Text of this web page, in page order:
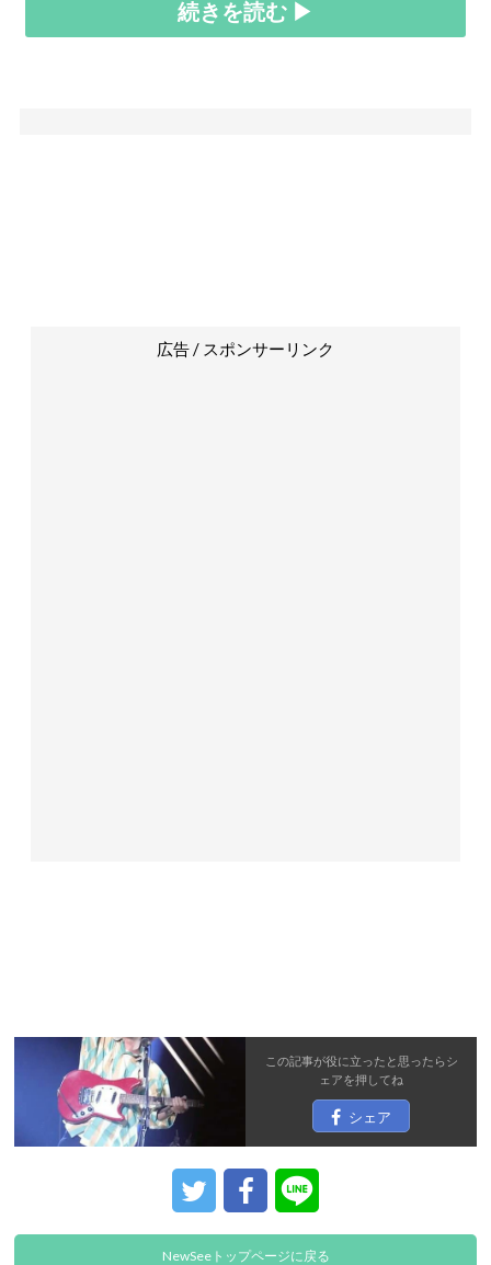
続きを読む ▶
広告 / スポンサーリンク
この記事が役に立ったと思ったらシ
ェアを押してね
シェア
NewSeeトップページに戻る